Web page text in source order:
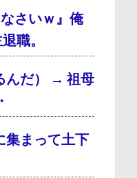
さいｗ』俺
職。
んだ） → 祖母
集まって土下